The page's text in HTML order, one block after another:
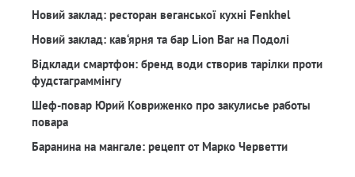
Новий заклад: ресторан веганської кухні Fenkhel
Новий заклад: кав‘ярня та бар Lion Bar на Подолі
Відклади смартфон: бренд води створив тарілки проти
фудстаграммінгу
Шеф-повар Юрий Ковриженко про закулисье работы
повара
Баранина на мангале: рецепт от Марко Черветти